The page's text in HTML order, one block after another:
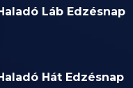
Láb Edzésnap
Hát Edzésnap